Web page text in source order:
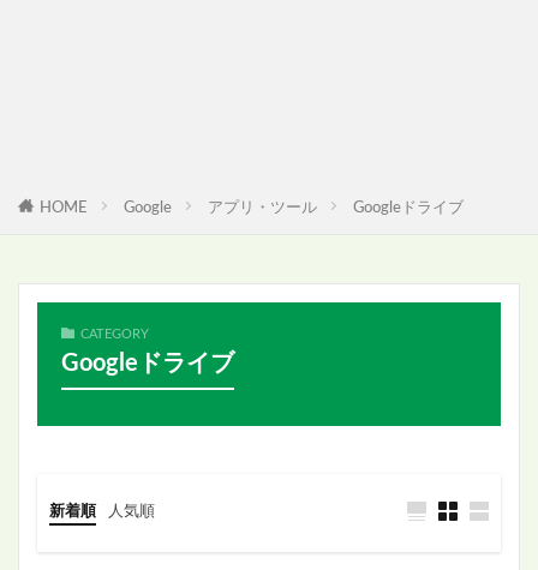
HOME Google アプリ・ツール Googleドライブ
CATEGORY
Googleドライブ
新着順 人気順